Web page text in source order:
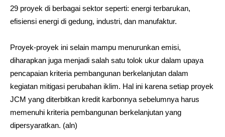
29 proyek di berbagai sektor seperti: energi terbarukan,
efisiensi energi di gedung, industri, dan manufaktur.
Proyek-proyek ini selain mampu menurunkan emisi,
diharapkan juga menjadi salah satu tolok ukur dalam upaya
pencapaian kriteria pembangunan berkelanjutan dalam
kegiatan mitigasi perubahan iklim. Hal ini karena setiap proyek
JCM yang diterbitkan kredit karbonnya sebelumnya harus
memenuhi kriteria pembangunan berkelanjutan yang
dipersyaratkan. (aln)